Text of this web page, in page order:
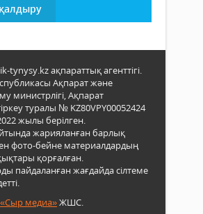
қалдыру
tynysy.kz ақпараттық агенттігі.
Ақпарат және
министрлігі, Ақпарат
туралы № KZ80VPY00052424
жылы берілген.
жарияланған барлық
фото-бейне материалдардың
қорғалған.
пайдаланған жағдайда сілтеме
«Сыр медиа»ЖШС.